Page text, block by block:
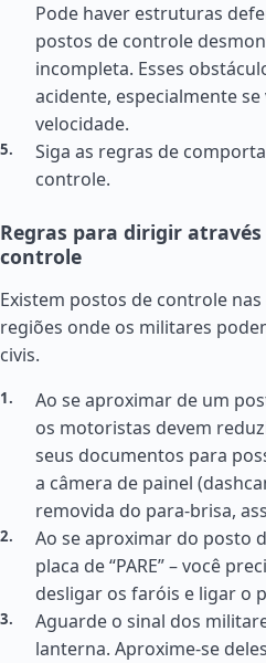
Pode haver estruturas
postos de controle
incompleta. Esses
acidente, especialmente
velocidade.
Siga as regras de
controle.
Regras para dirigir
controle
Existem postos de controle
regiões onde os militares
civis.
Ao se aproximar de um
os motoristas devem
seus documentos para
a câmera de painel
removida do para-brisa,
Ao se aproximar do posto
placa de “PARE” – você
desligar os faróis e ligar o
Aguarde o sinal dos
lanterna. Aproxime-se